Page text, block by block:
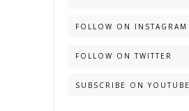
FOLLOW ON INSTAGRAM
FOLLOW ON TWITTER
SUBSCRIBE ON YOUTUBE